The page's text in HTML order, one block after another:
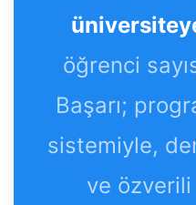
öğrenci
Başarı;
sistemiyle,
ve